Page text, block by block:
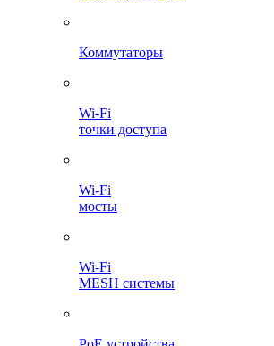
Коммутаторы
Wi-Fi
точки доступа
Wi-Fi
мосты
Wi-Fi
MESH системы